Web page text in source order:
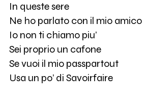
In queste sere
Ne ho parlato con il mio
Io non ti chiamo piu’
Sei proprio un cafone
Se vuoi il mio passpartout
Usa un po’ di Savoirfaire